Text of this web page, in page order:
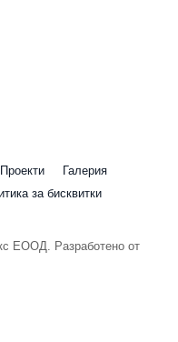
Проекти
Галерия
за бисквитки
ЕООД. Разработено от